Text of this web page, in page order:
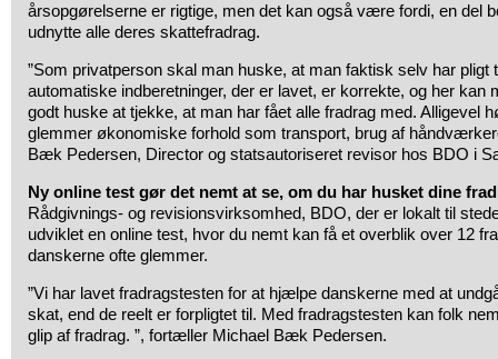
årsopgørelserne er rigtige, men det kan også være fordi, en del
udnytte alle deres skattefradrag.
”Som privatperson skal man huske, at man faktisk selv har pligt
automatiske indberetninger, der er lavet, er korrekte, og her kan
godt huske at tjekke, at man har fået alle fradrag med. Alligevel
glemmer økonomiske forhold som transport, brug af
Bæk Pedersen, Director og statsautoriseret revisor hos BDO i
Ny online test gør det nemt at se, om du har husket dine
Rådgivnings- og revisionsvirksomhed, BDO, der er lokalt til
udviklet en online test, hvor du nemt kan få et overblik over 12
danskerne ofte glemmer.
”Vi har lavet fradragstesten for at hjælpe danskerne med at
skat, end de reelt er forpligtet til. Med fradragstesten kan folk
glip af fradrag. ”, fortæller Michael Bæk Pedersen.